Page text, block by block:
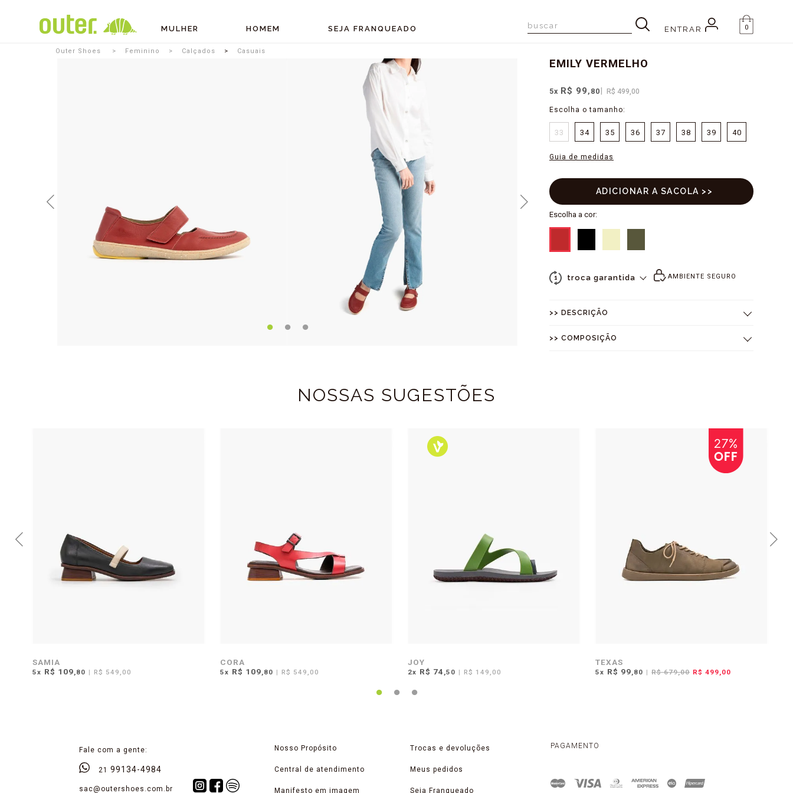
MULHER HOMEM SEJA FRANQUEADO ENTRAR 0
Outer Shoes Feminino Calçados Casuais
EMILY VERMELHO
R$ 499,00
5x R$ 99 ,80
33 34 35 36 37 38 39 40
Guia de medidas
AMBIENTE SEGURO
1 troca garantida
>> DESCRIÇÃO
>> COMPOSIÇÃO
SAMIA
5x R$ 109,80 | R$ 549,00
CORA
5x R$ 109,80 | R$ 549,00
JOY
2x R$ 74 ,50 | R$ 149,00
27%
OFF
TEXAS
5x R$ 99,80 | R$ 679,00 R$ 499,00
Fale com a gente:
2199134-4984
sac@outershoes.com.br
Nosso Propósito
Central de atendimento
Manifesto em imagem
Trocas e devoluções
Meus pedidos
Seja Franqueado
PAGAMENTO